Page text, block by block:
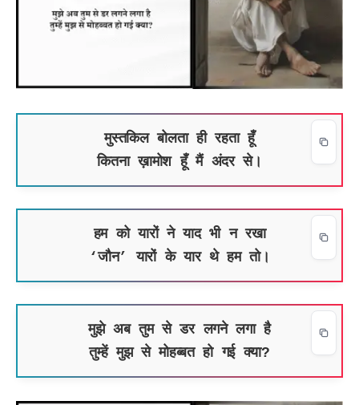
मुस्तकिल बोलता ही रहता हूँ
कितना ख़ामोश हूँ मैं अंदर से।
हम को यारों ने याद भी न रखा
‘जौन’ यारों के यार थे हम तो।
मुझे अब तुम से डर लगने लगा है
तुम्हें मुझ से मोहब्बत हो गई क्या?